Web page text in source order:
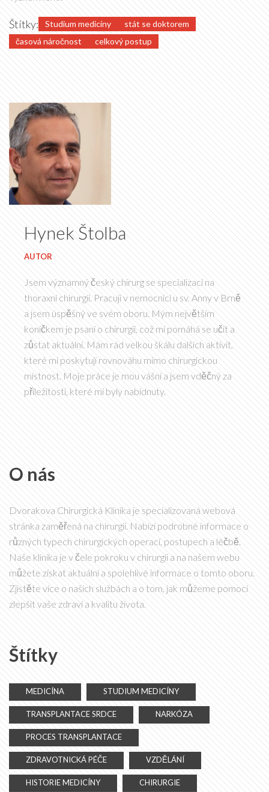
Štítky: Studium medicíny
stát se doktorem
časová náročnost
celkový postup
Hynek Štolba
AUTOR
Jsem významný český chirurg se specializací na
thoraxní chirurgii. Pracuji v nemocnici u sv. Anny v Brně
a jsem úspěšný ve svém oboru. Mým největším
koníčkem je psaní o chirurgii, což mi pomáhá se učit a
zůstat aktuální. Mám rád velkou škálu dalších aktivit,
které mi poskytují rovnováhu mimo chirurgickou
místnost. Moje práce je mou vášní a jsem vděčný za
příležitosti, které mi byly nabídnuty.
O nás
Dvorakova Chirurgická Klinika je specializovaná webová
stránka zaměřená na chirurgii. Nabízí podrobné informace o
různých typech chirurgických operací, postupech a léčbě.
Naše klinika je v čele pokroku v chirurgii a na našem webu
můžete získat aktuální a spolehlivé informace o tomto oboru.
Zjistěte více o našich službách a o tom, jak můžeme pomoci
zlepšit vaše zdraví a kvalitu života.
Štítky
MEDICÍNA STUDIUM MEDICÍNY
TRANSPLANTACE SRDCE NARKÓZA
PROCES TRANSPLANTACE
ZDRAVOTNICKÁ PÉČE VZDĚLÁNÍ
HISTORIE MEDICÍNY CHIRURGIE